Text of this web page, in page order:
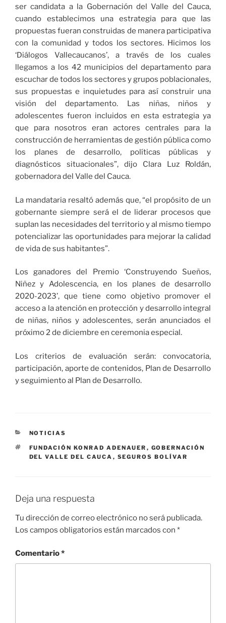
ser candidata a la Gobernación del Valle del Cauca,
cuando establecimos una estrategia para que las
propuestas fueran construidas de manera participativa
con la comunidad y todos los sectores. Hicimos los
‘Diálogos Vallecaucanos’, a través de los cuales
llegamos a los 42 municipios del departamento para
escuchar de todos los sectores y grupos poblacionales,
sus propuestas e inquietudes para así construir una
visión del departamento. Las niñas, niños y
adolescentes fueron incluidos en esta estrategia ya
que para nosotros eran actores centrales para la
construcción de herramientas de gestión pública como
los planes de desarrollo, políticas públicas y
diagnósticos situacionales”, dijo Clara Luz Roldán,
gobernadora del Valle del Cauca.
La mandataria resaltó además que, “el propósito de un
gobernante siempre será el de liderar procesos que
suplan las necesidades del territorio y al mismo tiempo
potencializar las oportunidades para mejorar la calidad
de vida de sus habitantes”.
Los ganadores del Premio ‘Construyendo Sueños,
Niñez y Adolescencia, en los planes de desarrollo
2020-2023’, que tiene como objetivo promover el
acceso a la atención en protección y desarrollo integral
de niñas, niños y adolescentes, serán anunciados el
próximo 2 de diciembre en ceremonia especial.
Los criterios de evaluación serán: convocatoria,
participación, aporte de contenidos, Plan de Desarrollo
y seguimiento al Plan de Desarrollo.
CATEGORÍAS
NOTICIAS
ETIQUETAS
FUNDACIÓN KONRAD ADENAUER , GOBERNACIÓN
DEL VALLE DEL CAUCA , SEGUROS BOLÍVAR
Deja una respuesta
Tu dirección de correo electrónico no será publicada.
Los campos obligatorios están marcados con *
Comentario*